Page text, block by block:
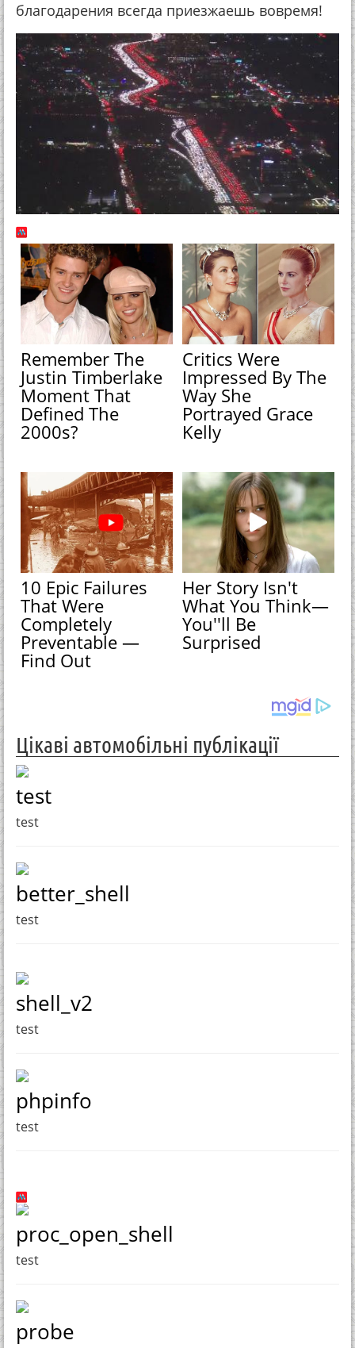
благодарения всегда приезжаешь вовремя!
Remember The
Justin Timberlake
Moment That
Defined The
2000s?
Critics Were
Impressed By The
Way She
Portrayed Grace
Kelly
10 Epic Failures
That Were
Completely
Preventable —
Find Out
Her Story Isn't
What You Think—
You''ll Be
Surprised
Цікаві автомобільні публікації
test
test
better_shell
test
shell_v2
test
phpinfo
test
proc_open_shell
test
probe